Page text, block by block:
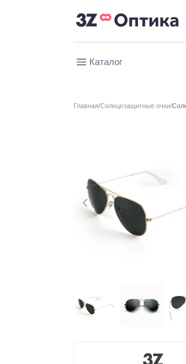
Каталог
Главная Солнцезащитные очки